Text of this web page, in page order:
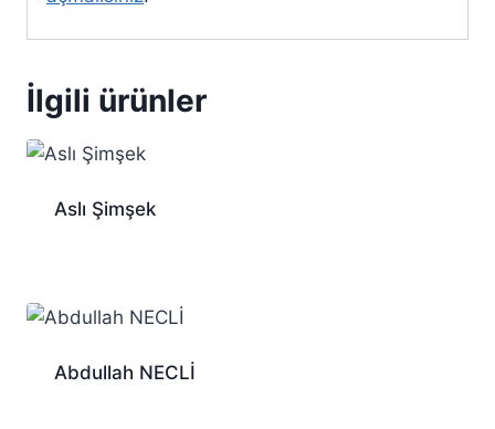
İlgili ürünler
Aslı Şimşek
Abdullah NECLİ